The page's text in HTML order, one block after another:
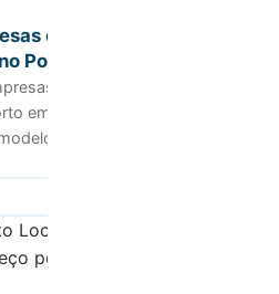
de Gestão de
Porto | 2026
de gestão de
em 2026. Compare
de gest…